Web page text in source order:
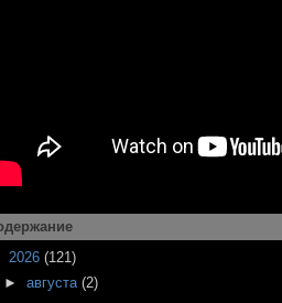
2026(121)
► августа (2)